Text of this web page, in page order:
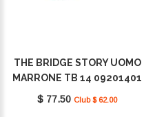
THE BRIDGE STORY UOMO
MARRONE TB 14 09201401
$ 77.50 Club $ 62.00